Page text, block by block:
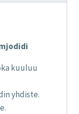
kuuluu
yhdiste.